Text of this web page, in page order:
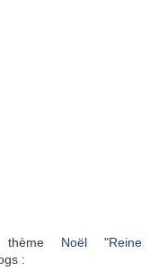
thème Noël
: